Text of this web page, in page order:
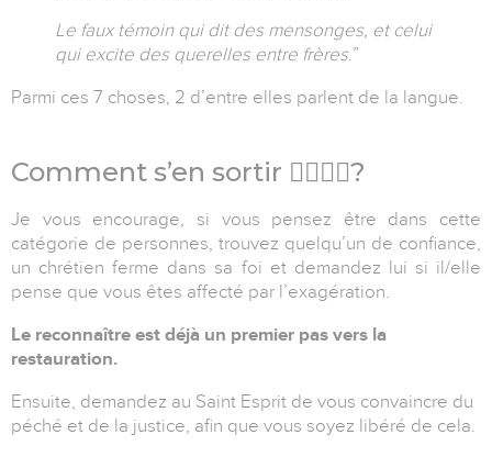
Le faux témoin qui dit des mensonges, et celui
qui excite des querelles entre frères.”
Parmi ces 7 choses, 2 d’entre elles parlent de la langue.
Comment s’en sortir 🤷‍♀️🤷‍♂️?
Je vous encourage, si vous pensez être dans cette
catégorie de personnes, trouvez quelqu’un de confiance,
un chrétien ferme dans sa foi et demandez lui si il/elle
pense que vous êtes affecté par l’exagération.
Le reconnaître est déjà un premier pas vers la
restauration.
Ensuite, demandez au Saint Esprit de vous convaincre du
péché et de la justice, afin que vous soyez libéré de cela.